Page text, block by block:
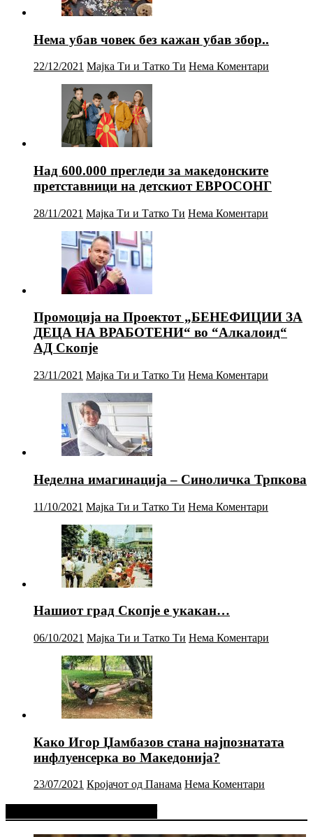
Нема убав човек без кажан убав збор..
22/12/2021 Мајка Ти и Татко Ти Нема Коментари
Над 600.000 прегледи за македонските
претставници на детскиот ЕВРОСОНГ
28/11/2021 Мајка Ти и Татко Ти Нема Коментари
Промоција на Проектот „БЕНЕФИЦИИ ЗА
ДЕЦА НА ВРАБОТЕНИ“ во “Алкалоид“
АД Скопје
23/11/2021 Мајка Ти и Татко Ти Нема Коментари
Неделна имагинација – Синоличка Трпкова
11/10/2021 Мајка Ти и Татко Ти Нема Коментари
Нашиот град Скопје е укакан…
06/10/2021 Мајка Ти и Татко Ти Нема Коментари
Како Игор Џамбазов стана најпознатата
инфлуенсерка во Македонија?
23/07/2021 Кројачот од Панама Нема Коментари